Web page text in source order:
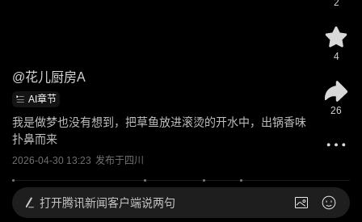
@花儿厨房A
AI章节
我是做梦也没有想到，把草鱼放进滚烫的开水中，出锅香味
扑鼻而来
2026-04-30 13:23 发布于四川
2
4
26
打开腾讯新闻客户端说两句